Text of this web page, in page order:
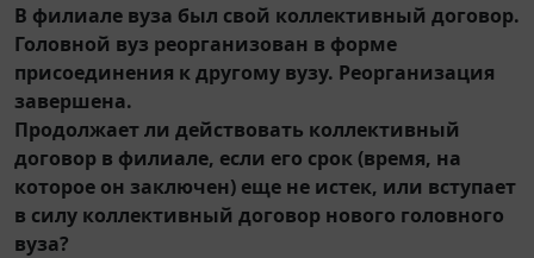
В филиале вуза был свой коллективный договор.
Головной вуз реорганизован в форме
присоединения к другому вузу. Реорганизация
завершена.
Продолжает ли действовать коллективный
договор в филиале, если его срок (время, на
которое он заключен) еще не истек, или вступает
в силу коллективный договор нового головного
вуза?